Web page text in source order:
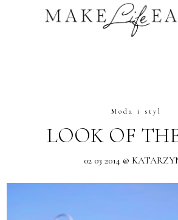
Moda i styl
LOOK OF
02 03 2014 @